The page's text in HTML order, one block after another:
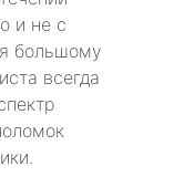
и не с
большому
всегда